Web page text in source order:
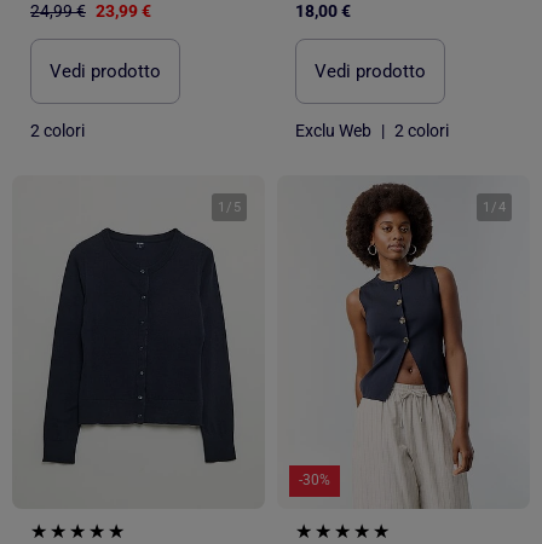
24,99 € 23,99 €
Vedi prodotto
2 colori
18,00 €
Vedi prodotto
Exclu Web | 2 colori
1 / 5 1 /4
-30%